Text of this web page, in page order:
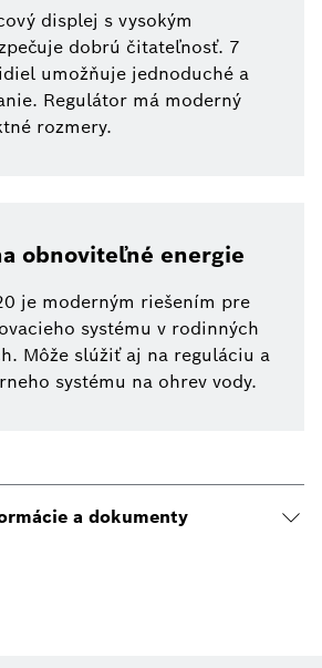
displej s vysokým
dobrú čitateľnosť. 7
umožňuje jednoduché a
Regulátor má moderný
rozmery.
obnoviteľné energie
je moderným riešením pre
systému v rodinných
Môže slúžiť aj na reguláciu a
systému na ohrev vody.
a dokumenty